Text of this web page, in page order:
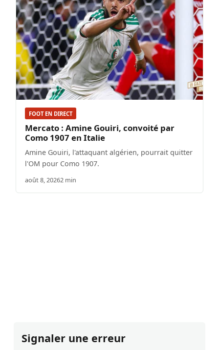
FOOT EN DIRECT
Mercato : Amine Gouiri, convoité par
Como 1907 en Italie
Amine Gouiri, l'attaquant algérien, pourrait quitter
l'OM pour Como 1907.
août 8, 20262 min
Signaler une erreur